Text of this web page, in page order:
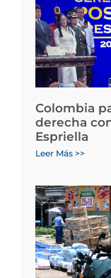
Colombia
derecha
Espriella
Leer Más >>